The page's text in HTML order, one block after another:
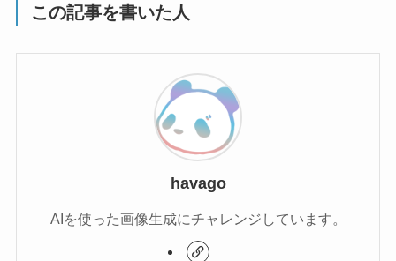
この記事を書いた人
havago
AIを使った画像生成にチャレンジしています。